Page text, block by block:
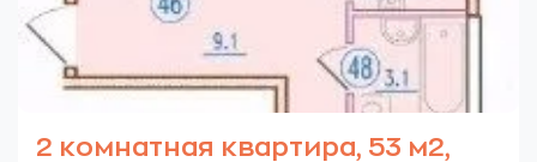
2 комнатная квартира, 53 м2,